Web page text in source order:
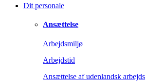
Dit personale
Ansættelse
Arbejdsmiljø
Arbejdstid
Ansættelse af udenlandsk